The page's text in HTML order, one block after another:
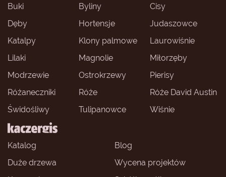
Katalog
Blog
Duże drzewa
Wycena projektów
Buki
Byliny
Cisy
Dęby
Hortensje
Judaszowce
Katalpy
Klony palmowe
Laurowiśnie
Lilaki
Magnolie
Miłorzęby
Modrzewie
Ostrokrzewy
Pierisy
Różaneczniki
Róże
Róże David Austin
Świdośliwy
Tulipanowce Wiśnie